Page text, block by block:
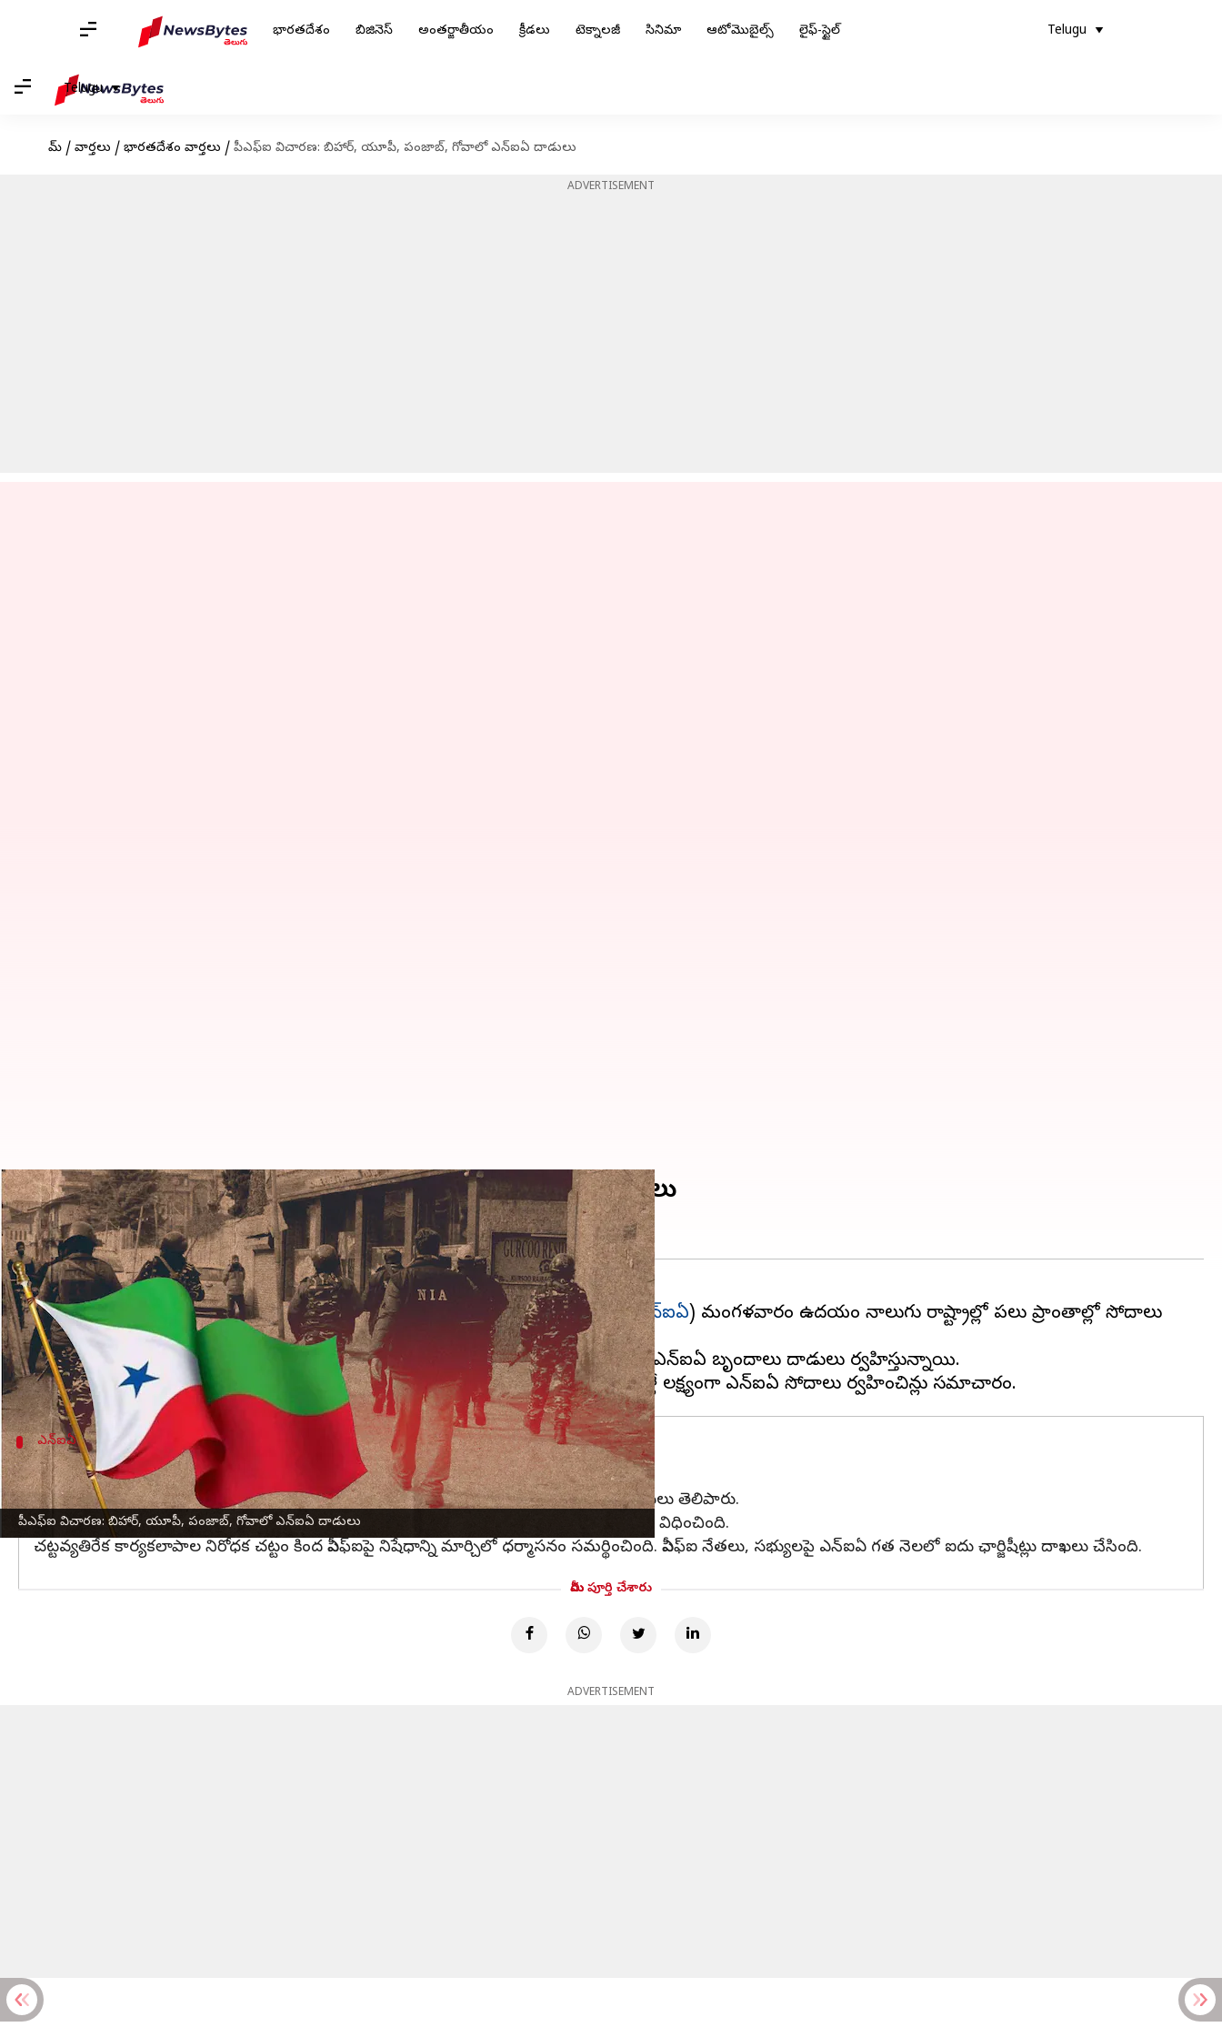
భారతదేశం బిజినెస్ అంతర్జాతీయం క్రీడలు టెక్నాలజీ సినిమా ఆటోమొబైల్స్ లైఫ్-స్టైల్ Telugu
Telugu
హోమ్ / వార్తలు / భారతదేశం వార్తలు / పీఎఫ్‌ఐ విచారణ: బిహార్, యూపీ, పంజాబ్, గోవాలో ఎన్‌ఐఏ దాడులు
ADVERTISEMENT
పీఎఫ్‌ఐ విచారణ: బిహార్, యూపీ, పంజాబ్, గోవాలో ఎన్‌ఐఏ దాడులు
పీఎఫ్‌ఐ విచారణ: బిహార్, యూపీ, పంజాబ్, గోవాలో ఎన్‌ఐఏ దాడులు
వ్రాసిన వారు Stalin Apr 25, 2023 01:17 pm
ఈ వార్తాకథనం ఏంటి
నిషేధిత పాపులర్ ఫ్రంట్ ఆఫ్ ఇండియా (పీఎఫ్‌ఐ)ని లక్ష్యంగా చేసుకుని జాతీయ దర్యాప్తు సంస్థ (ఎన్‌ఐఏ) మంగళవారం ఉదయం నాలుగు రాష్ట్రాల్లోని పలు ప్రాంతాల్లో సోదాలు
నిర్వహిస్తోంది.
బిహార్‌లోని 12 చోట్ల, ఉత్తరప్రదేశ్‌లోని రెండు చోట్ల, పంజాబ్‌లోని లూథియానా, గోవాలో ఒక్కో చోట ఎన్‌ఐఏ బృందాలు దాడులు నిర్వహిస్తున్నాయి.
ఎన్ఐఏ
పీఎఫ్‌ఐ నేతలపై గత నెలలో ఐదు ఛార్జిషీట్లు
పీఎఫ్‌ఐతో సంబంధం ఉన్న వ్యక్తులు ఇచ్చిన సమాచారం ఆధారంగా దాడులు నిర్వహిస్తున్నట్లు అధికారులు తెలిపారు.
ఉగ్రవాద మూలాలున్న పీఎఫ్‌ఐతో పాటు దాని అనుబంధ సంస్థలపై సెప్టెంబర్‌లో కేంద్ర ప్రభుత్వం నిషేదం విధించింది.
చట్టవ్యతిరేక కార్యకలాపాల నిరోధక చట్టం కింద పీఎఫ్‌ఐపై నిషేధాన్ని మార్చిలో ధర్మాసనం సమర్థించింది. పీఎఫ్‌ఐ నేతలు, సభ్యులపై ఎన్‌ఐఏ గత నెలలో ఐదు ఛార్జిషీట్లు దాఖలు చేసింది.
మీరు పూర్తి చేశారు
ADVERTISEMENT